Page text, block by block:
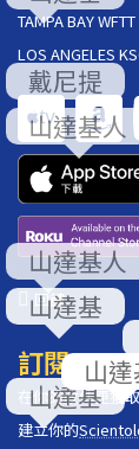
TAMPA BAY WFTT
LOS ANGELES
回饋
訂閱
在你的收件匣獲取
建立你的